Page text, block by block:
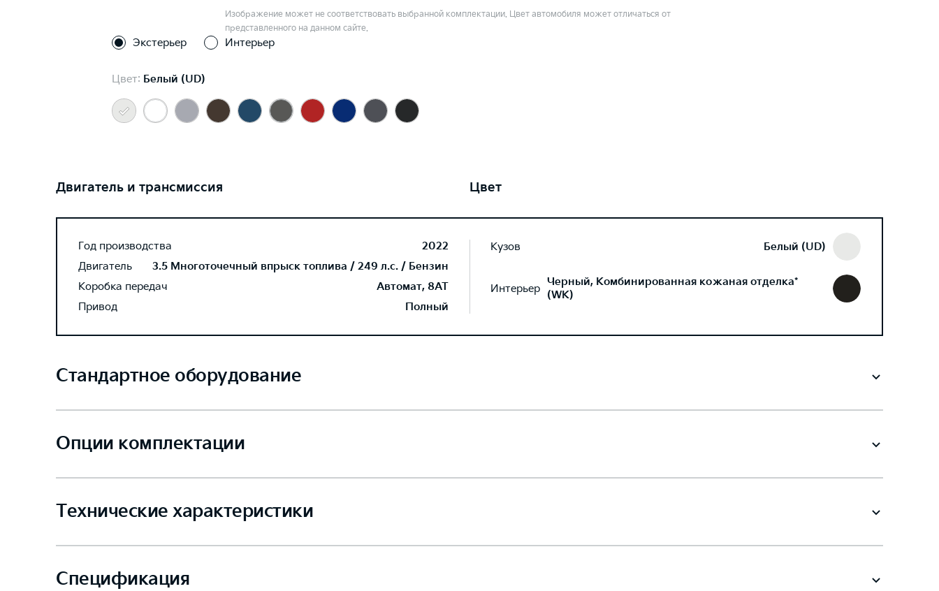
Изображение может не соответствовать выбранной комплектации. Цвет автомобиля может отличаться от
представленного на данном сайте.
Экстерьер Интерьер
Цвет: Белый (UD)
Двигатель и трансмиссия
Год производства
2022
Двигатель
3.5 Многоточечный впрыск топлива / 249 л.с. / Бензин
Коробка передач
Автомат, 8AT
Привод
Полный
Цвет
Кузов Белый (UD)
Интерьер Черный, Комбинированная кожаная отделка*
(WK)
Стандартное оборудование
Опции комплектации
Технические характеристики
Спецификация